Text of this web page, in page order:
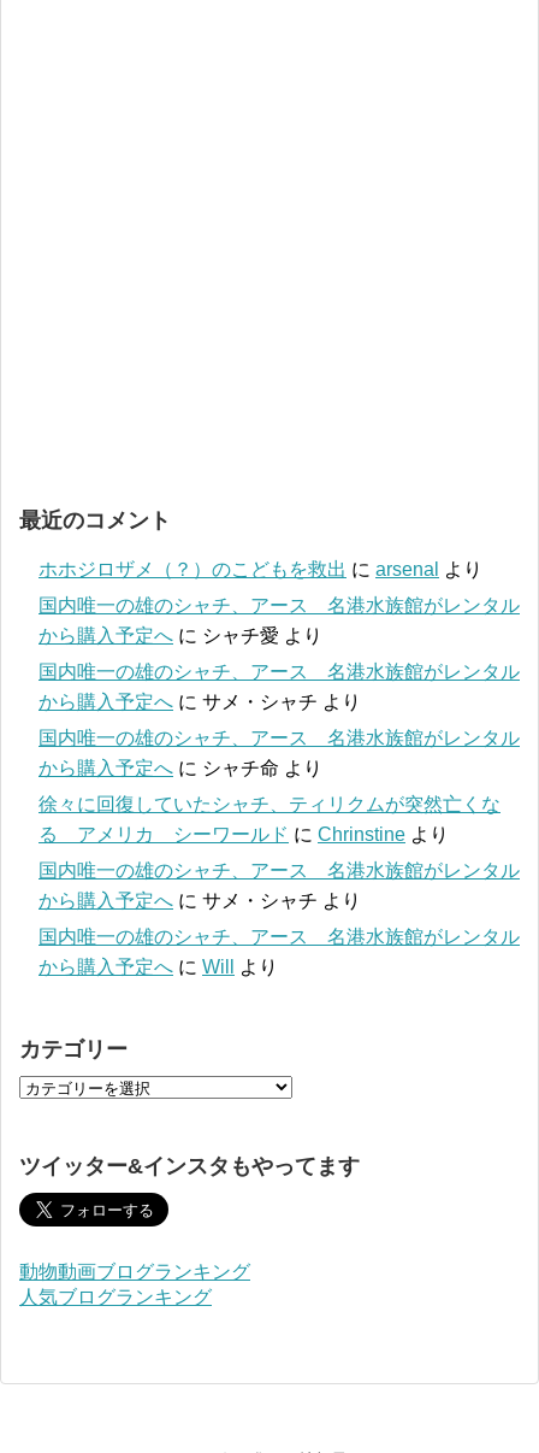
最近のコメント
ホホジロザメ（？）のこどもを救出 に arsenal
より
国内唯一の雄のシャチ、アース 名港水族館がレンタル
から購入予定へ に シャチ愛 より
国内唯一の雄のシャチ、アース 名港水族館がレンタル
から購入予定へ に サメ・シャチ より
国内唯一の雄のシャチ、アース 名港水族館がレンタル
から購入予定へ に シャチ命 より
徐々に回復していたシャチ、ティリクムが突然亡くな
る アメリカ シーワールド に Chrinstine より
国内唯一の雄のシャチ、アース 名港水族館がレンタル
から購入予定へ に サメ・シャチ より
国内唯一の雄のシャチ、アース 名港水族館がレンタル
から購入予定へ に Will より
カテゴリー
ツイッター&インスタもやってます
動物動画ブログランキング
人気ブログランキング